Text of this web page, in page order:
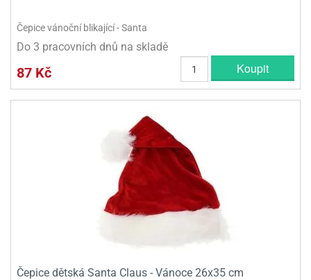
Čepice vánoční blikající - Santa
Do 3 pracovních dnů na skladě
87 Kč Koupit
Čepice dětská Santa Claus - Vánoce 26x35 cm